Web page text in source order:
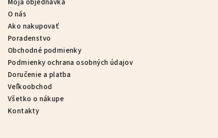
Moja objednávka
O nás
Ako nakupovať
Poradenstvo
Obchodné podmienky
Podmienky ochrana osobných údajov
Doručenie a platba
Veľkoobchod
Všetko o nákupe
Kontakty